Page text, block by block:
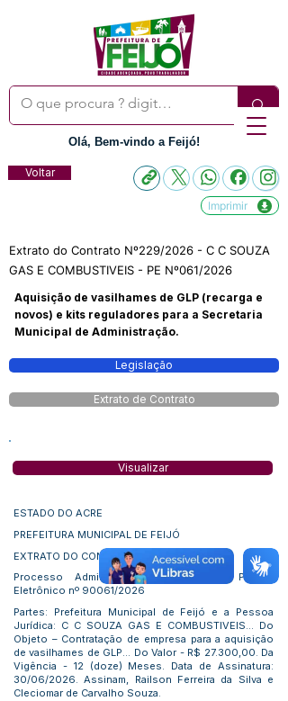
Olá, Bem-vindo a Feijó!
Voltar
Imprimir
Extrato do Contrato Nº229/2026 - C C SOUZA
GAS E COMBUSTIVEIS - PE Nº061/2026
Aquisição de vasilhames de GLP (recarga e
novos) e kits reguladores para a Secretaria
Municipal de Administração.
Legislação
Extrato de Contrato
Visualizar
ESTADO DO ACRE
PREFEITURA MUNICIPAL DE FEIJÓ
EXTRATO DO CONTRATO N.º 229/2026
Processo Administrativo n° 123/2026 Pregão
Eletrônico nº 90061/2026
Partes: Prefeitura Municipal de Feijó e a Pessoa
Jurídica: C C SOUZA GAS E COMBUSTIVEIS... Do
Objeto – Contratação de empresa para a aquisição
de vasilhames de GLP... Do Valor - R$ 27.300,00. Da
Vigência - 12 (doze) Meses. Data de Assinatura:
30/06/2026. Assinam, Railson Ferreira da Silva e
Cleciomar de Carvalho Souza.